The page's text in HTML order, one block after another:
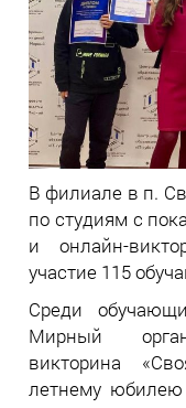
В филиале в п.
по студиям с
и онлайн-
участие 115
Среди
Мирный
викторина
летнему юбилею